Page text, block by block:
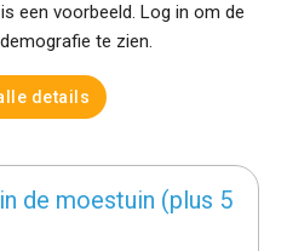
een voorbeeld. Log in om de
te zien.
details
de moestuin (plus 5